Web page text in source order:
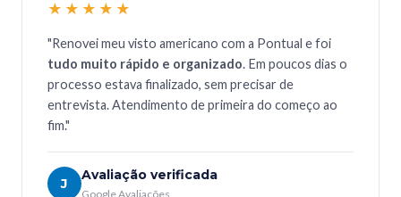
★★★★★
"Renovei meu visto americano com a Pontual e foi
tudo muito rápido e organizado. Em poucos dias o
processo estava finalizado, sem precisar de
entrevista. Atendimento de primeira do começo ao
fim."
J Avaliação verificada
Google Avaliações